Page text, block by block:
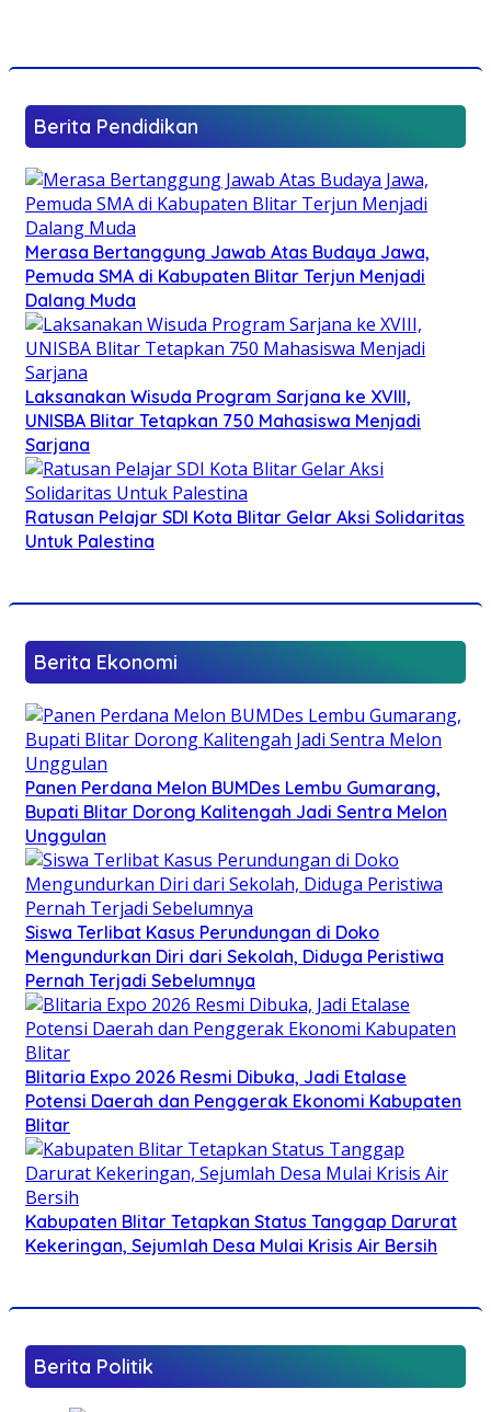
Berita Pendidikan
Merasa Bertanggung Jawab Atas Budaya Jawa,
Pemuda SMA di Kabupaten Blitar Terjun Menjadi
Dalang Muda
Laksanakan Wisuda Program Sarjana ke XVIII,
UNISBA Blitar Tetapkan 750 Mahasiswa Menjadi
Sarjana
Ratusan Pelajar SDI Kota Blitar Gelar Aksi Solidaritas
Untuk Palestina
Berita Ekonomi
Panen Perdana Melon BUMDes Lembu Gumarang,
Bupati Blitar Dorong Kalitengah Jadi Sentra Melon
Unggulan
Siswa Terlibat Kasus Perundungan di Doko
Mengundurkan Diri dari Sekolah, Diduga Peristiwa
Pernah Terjadi Sebelumnya
Blitaria Expo 2026 Resmi Dibuka, Jadi Etalase
Potensi Daerah dan Penggerak Ekonomi Kabupaten
Blitar
Kabupaten Blitar Tetapkan Status Tanggap Darurat
Kekeringan, Sejumlah Desa Mulai Krisis Air Bersih
Berita Politik